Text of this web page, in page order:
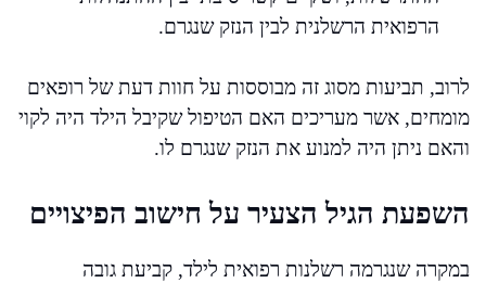
הרפואית הרשלנית לבין הנזק שנגרם.
לרוב, תביעות מסוג זה מבוססות על חוות דעת של רופאים
מומחים, אשר מעריכים האם הטיפול שקיבל הילד היה לקוי
והאם ניתן היה למנוע את הנזק שנגרם לו.
השפעת הגיל הצעיר על חישוב הפיצויים
במקרה שנגרמה רשלנות רפואית לילד, קביעת גובה